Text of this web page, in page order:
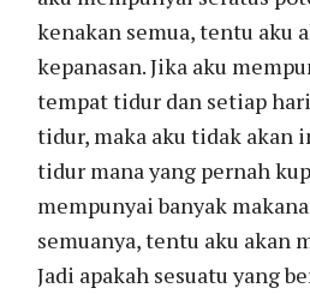
kenakan semua, tentu aku
kepanasan. Jika aku
tempat tidur dan setiap
tidur, maka aku tidak akan
tidur mana yang pernah
mempunyai banyak
semuanya, tentu aku akan
Jadi apakah sesuatu yang